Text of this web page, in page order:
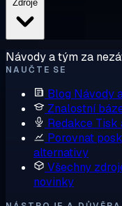
Návody a tým za
NAUČTE SE
Blog Návody
Znalostní
Redakce Tisk
Porovnat
alternativy
Všechny
novinky